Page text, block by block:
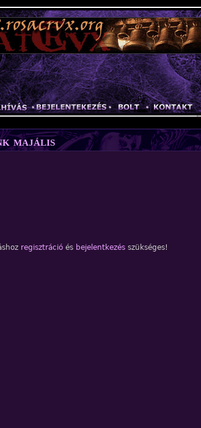
Jump to navigation
majális
regisztráció és bejelentkezés szükséges!